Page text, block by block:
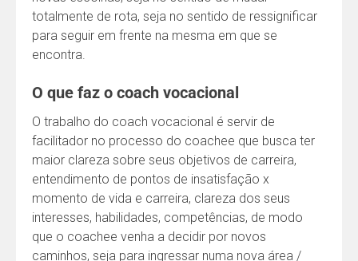
totalmente de rota, seja no sentido de ressignificar
para seguir em frente na mesma em que se
encontra.
O que faz o coach vocacional
O trabalho do coach vocacional é servir de
facilitador no processo do coachee que busca ter
maior clareza sobre seus objetivos de carreira,
entendimento de pontos de insatisfação x
momento de vida e carreira, clareza dos seus
interesses, habilidades, competências, de modo
que o coachee venha a decidir por novos
caminhos, seja para ingressar numa nova área /